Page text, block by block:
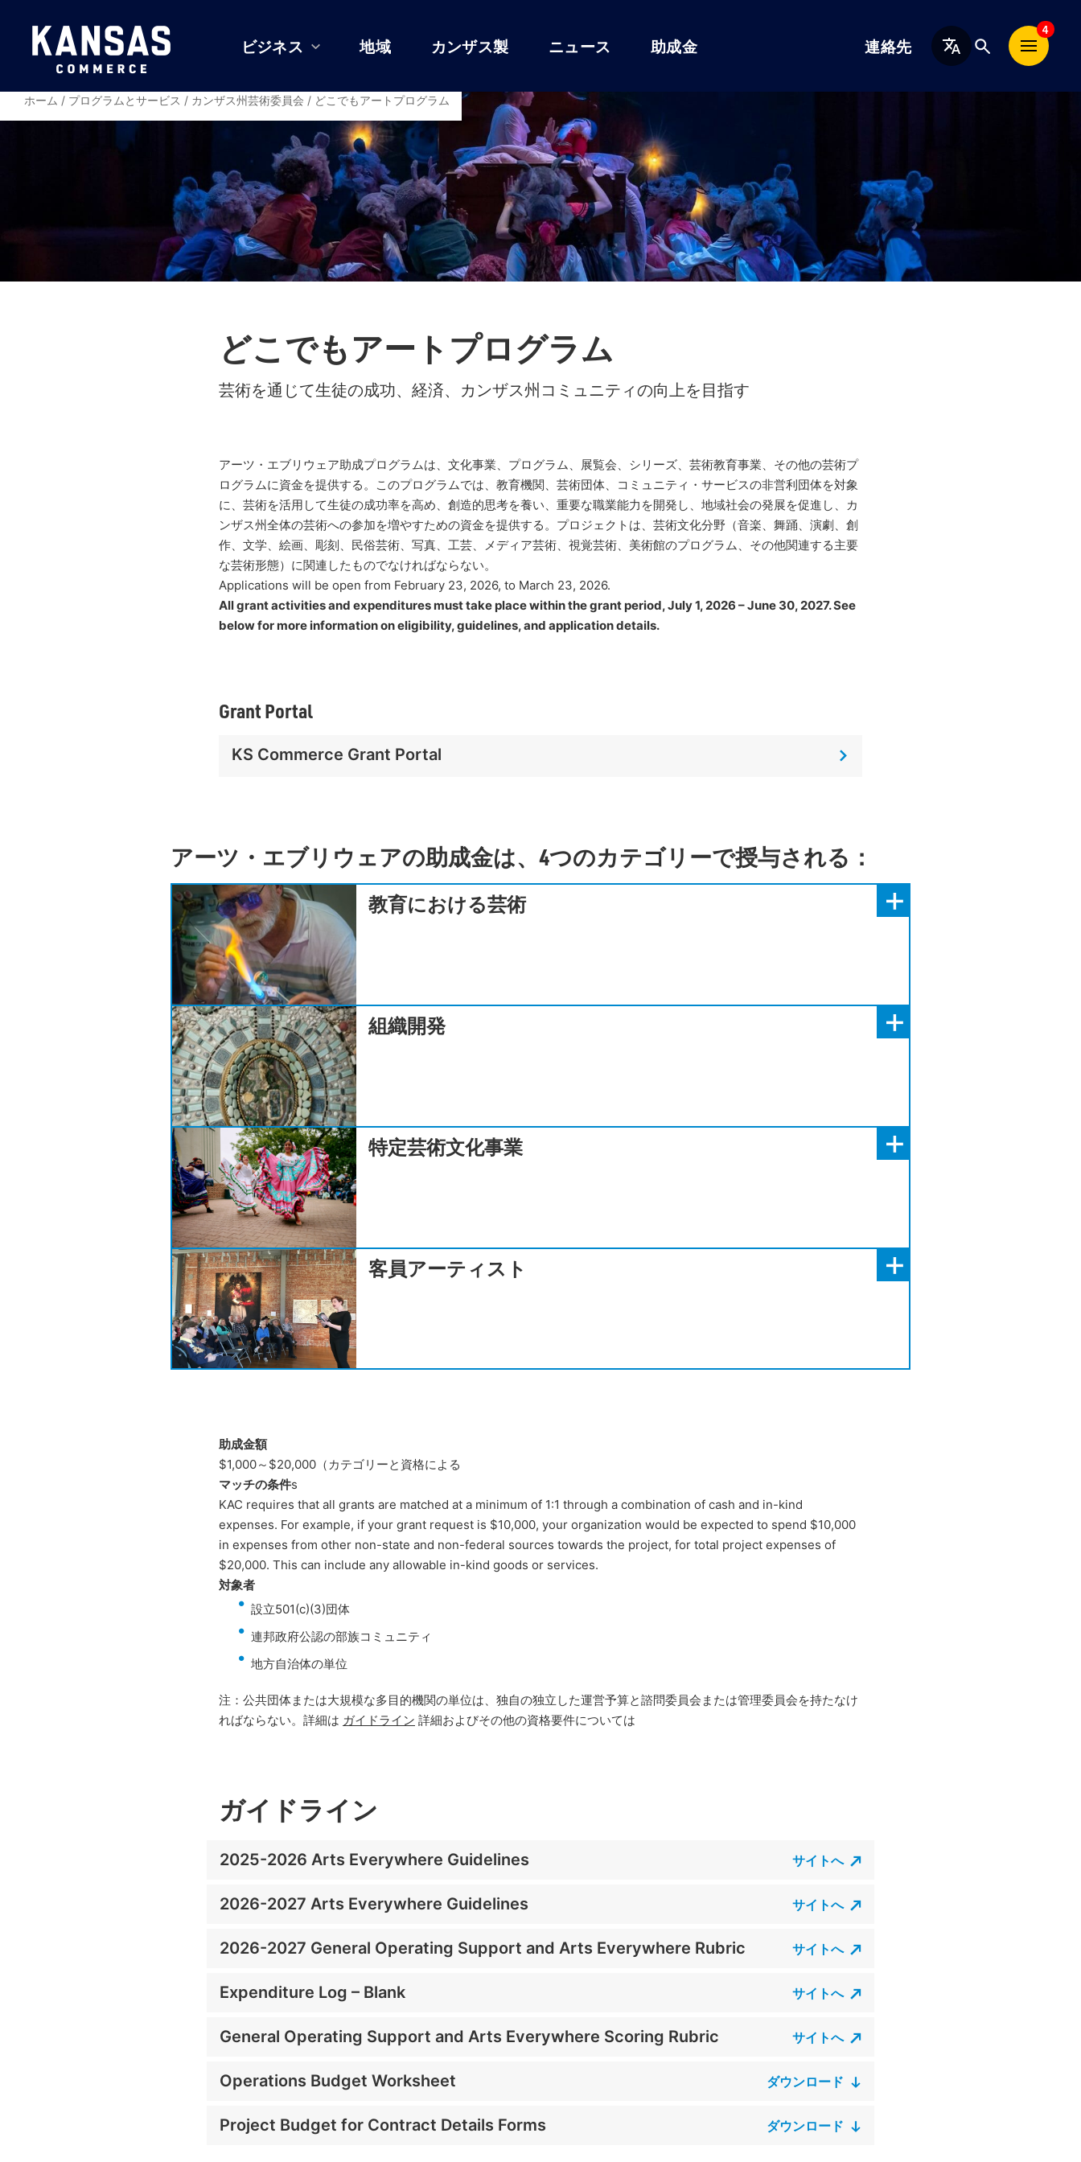
ビジネス 地域 カンザス製 ニュース 助成金 連絡先
本
4
ホーム / プログラムとサービス / カンザス州芸術委員会 / どこでもアートプログラム
どこでもアートプログラム
芸術を通じて生徒の成功、経済、カンザス州コミュニティの向上を目指す
アーツ・エブリウェア助成プログラムは、文化事業、プログラム、展覧会、シリーズ、芸術教育事業、その他の芸術プ
ログラムに資金を提供する。このプログラムでは、教育機関、芸術団体、コミュニティ・サービスの非営利団体を対象
に、芸術を活用して生徒の成功率を高め、創造的思考を養い、重要な職業能力を開発し、地域社会の発展を促進し、カ
ンザス州全体の芸術への参加を増やすための資金を提供する。プロジェクトは、芸術文化分野（音楽、舞踊、演劇、創
作、文学、絵画、彫刻、民俗芸術、写真、工芸、メディア芸術、視覚芸術、美術館のプログラム、その他関連する主要
な芸術形態）に関連したものでなければならない。
Applications will be open from February 23, 2026, to March 23, 2026.
All grant activities and expenditures must take place within the grant period, July 1, 2026 – June 30, 2027. See
below for more information on eligibility, guidelines, and application details.
Grant Portal
KS Commerce Grant Portal
アーツ・エブリウェアの助成金は、4つのカテゴリーで授与される：
教育における芸術
組織開発
特定芸術文化事業
客員アーティスト
助成金額
$1,000～$20,000（カテゴリーと資格による
マッチの条件s
KAC requires that all grants are matched at a minimum of 1:1 through a combination of cash and in-kind
expenses. For example, if your grant request is $10,000, your organization would be expected to spend $10,000
in expenses from other non-state and non-federal sources towards the project, for total project expenses of
$20,000. This can include any allowable in-kind goods or services.
対象者
設立501(c)(3)団体
連邦政府公認の部族コミュニティ
地方自治体の単位
注：公共団体または大規模な多目的機関の単位は、独自の独立した運営予算と諮問委員会または管理委員会を持たなけ
ればならない。詳細は ガイドライン 詳細およびその他の資格要件については
ガイドライン
2025-2026 Arts Everywhere Guidelines サイトへ
2026-2027 Arts Everywhere Guidelines サイトへ
2026-2027 General Operating Support and Arts Everywhere Rubric サイトへ
Expenditure Log – Blank サイトへ
General Operating Support and Arts Everywhere Scoring Rubric サイトへ
Operations Budget Worksheet ダウンロード
Project Budget for Contract Details Forms ダウンロード